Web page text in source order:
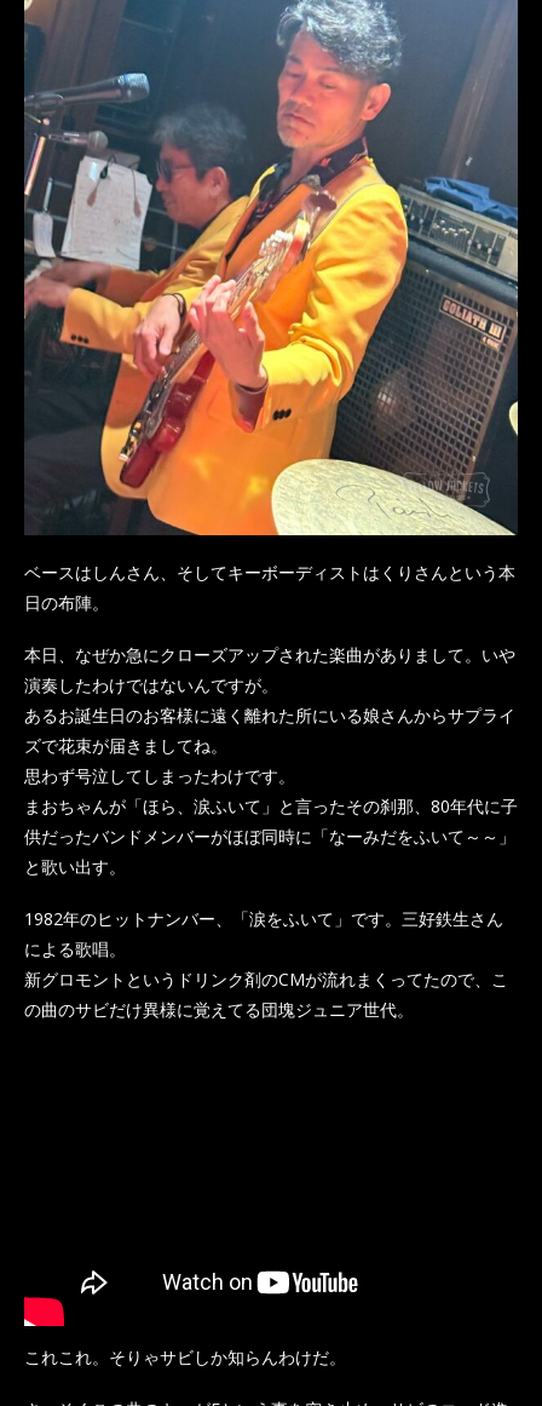
ベースはしんさん、そしてキーボーディストはくりさんという本
日の布陣。
本日、なぜか急にクローズアップされた楽曲がありまして。いや
演奏したわけではないんですが。
あるお誕生日のお客様に遠く離れた所にいる娘さんからサプライ
ズで花束が届きましてね。
思わず号泣してしまったわけです。
まおちゃんが「ほら、涙ふいて」と言ったその刹那、80年代に子
供だったバンドメンバーがほぼ同時に「なーみだをふいて～～」
と歌い出す。
1982年のヒットナンバー、「涙をふいて」です。三好鉄生さん
による歌唱。
新グロモントというドリンク剤のCMが流れまくってたので、こ
の曲のサビだけ異様に覚えてる団塊ジュニア世代。
これこれ。そりゃサビしか知らんわけだ。